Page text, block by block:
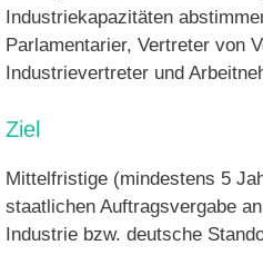
Industriekapazitäten
Parlamentarier, Vertreter von
Industrievertreter und
Ziel
Mittelfristige (mindestens 5
staatlichen Auftragsvergabe
Industrie bzw. deutsche